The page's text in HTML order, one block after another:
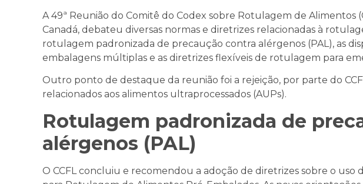
A 49ª Reunião do Comitê do Codex sobre Rotulagem de Alimentos
Canadá, debateu diversas normas e diretrizes relacionadas à
rotulagem padronizada de precaução contra alérgenos (PAL), as
embalagens múltiplas e as diretrizes flexíveis de rotulagem para
Outro ponto de destaque da reunião foi a rejeição, por parte do
relacionados aos alimentos ultraprocessados (AUPs).
Rotulagem padronizada de
alérgenos (PAL)
O CCFL concluiu e recomendou a adoção de diretrizes sobre o uso